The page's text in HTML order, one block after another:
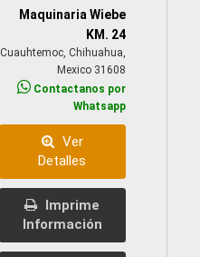
Maquinaria Wiebe
KM. 24
Cuauhtemoc, Chihuahua,
Mexico 31608
Contactanos por
Whatsapp
Ver
Detalles
Imprime
Información